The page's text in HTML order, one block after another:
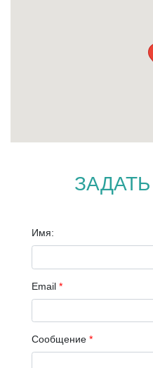
Имя:
Email *
Сообщение *